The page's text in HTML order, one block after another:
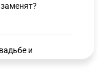
и